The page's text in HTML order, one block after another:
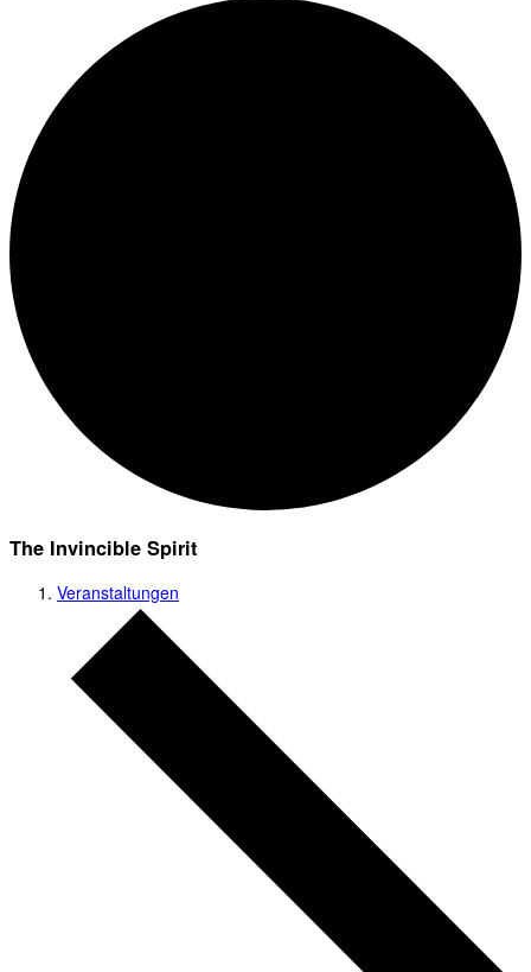
The Invincible Spirit
Veranstaltungen